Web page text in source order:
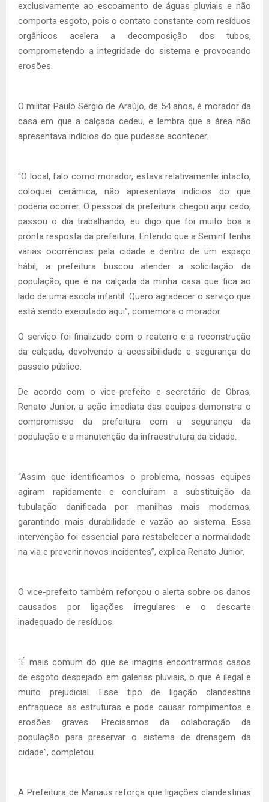
exclusivamente ao escoamento de águas pluviais e não
comporta esgoto, pois o contato constante com resíduos
orgânicos acelera a decomposição dos tubos,
comprometendo a integridade do sistema e provocando
erosões.
O militar Paulo Sérgio de Araújo, de 54 anos, é morador da
casa em que a calçada cedeu, e lembra que a área não
apresentava indícios do que pudesse acontecer.
“O local, falo como morador, estava relativamente intacto,
coloquei cerâmica, não apresentava indícios do que
poderia ocorrer. O pessoal da prefeitura chegou aqui cedo,
passou o dia trabalhando, eu digo que foi muito boa a
pronta resposta da prefeitura. Entendo que a Seminf tenha
várias ocorrências pela cidade e dentro de um espaço
hábil, a prefeitura buscou atender a solicitação da
população, que é na calçada da minha casa que fica ao
lado de uma escola infantil. Quero agradecer o serviço que
está sendo executado aqui”, comemora o morador.
O serviço foi finalizado com o reaterro e a reconstrução
da calçada, devolvendo a acessibilidade e segurança do
passeio público.
De acordo com o vice-prefeito e secretário de Obras,
Renato Junior, a ação imediata das equipes demonstra o
compromisso da prefeitura com a segurança da
população e a manutenção da infraestrutura da cidade.
“Assim que identificamos o problema, nossas equipes
agiram rapidamente e concluíram a substituição da
tubulação danificada por manilhas mais modernas,
garantindo mais durabilidade e vazão ao sistema. Essa
intervenção foi essencial para restabelecer a normalidade
na via e prevenir novos incidentes”, explica Renato Junior.
O vice-prefeito também reforçou o alerta sobre os danos
causados por ligações irregulares e o descarte
inadequado de resíduos.
“É mais comum do que se imagina encontrarmos casos
de esgoto despejado em galerias pluviais, o que é ilegal e
muito prejudicial. Esse tipo de ligação clandestina
enfraquece as estruturas e pode causar rompimentos e
erosões graves. Precisamos da colaboração da
população para preservar o sistema de drenagem da
cidade”, completou.
A Prefeitura de Manaus reforça que ligações clandestinas